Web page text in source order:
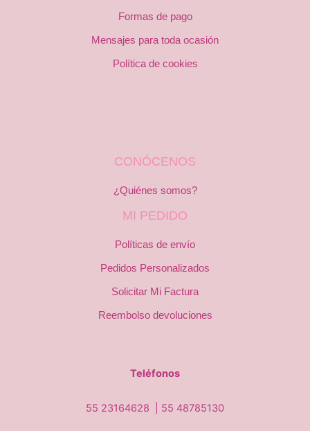
Formas de pago
Mensajes para toda ocasión
Política de cookies
CONÓCENOS
¿Quiénes somos?
MI PEDIDO
Políticas de envío
Pedidos Personalizados
Solicitar Mi Factura
Reembolso devoluciones
Teléfonos
55 23164628 | 55 48785130